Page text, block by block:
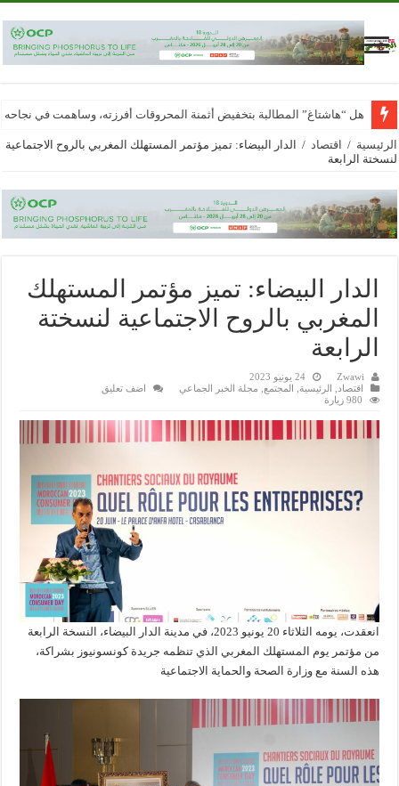
هل “هاشتاغ” المطالبة بتخفيض أثمنة المحروقات أفرزته، وساهمت في
الرئيسية / اقتصاد /
الدار البيضاء: تميز مؤتمر المستهلك المغربي بالروح الاجتماعية
لنسختة الرابعة
الدار البيضاء: تميز مؤتمر المستهلك
المغربي بالروح الاجتماعية لنسختة
الرابعة
Zwawi
24 يونيو 2023
اقتصاد
الرئيسية المجتمع مجلة الخبر الجماعي
اضف تعليق
980 زيارة
انعقدت، يومه الثلاثاء 20 يونيو 2023، في مدينة الدار البيضاء، النسخة الرابعة
من مؤتمر يوم المستهلك المغربي الذي تنظمه جريدة كونسونيوز بشراكة،
هذه السنة مع وزارة الصحة والحماية الاجتماعية